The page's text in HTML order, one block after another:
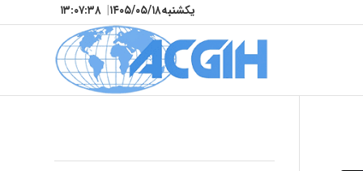
یکشنبه۱۴۰۵/۰۵/۱۸| ۱۳:۰۷:۴۰